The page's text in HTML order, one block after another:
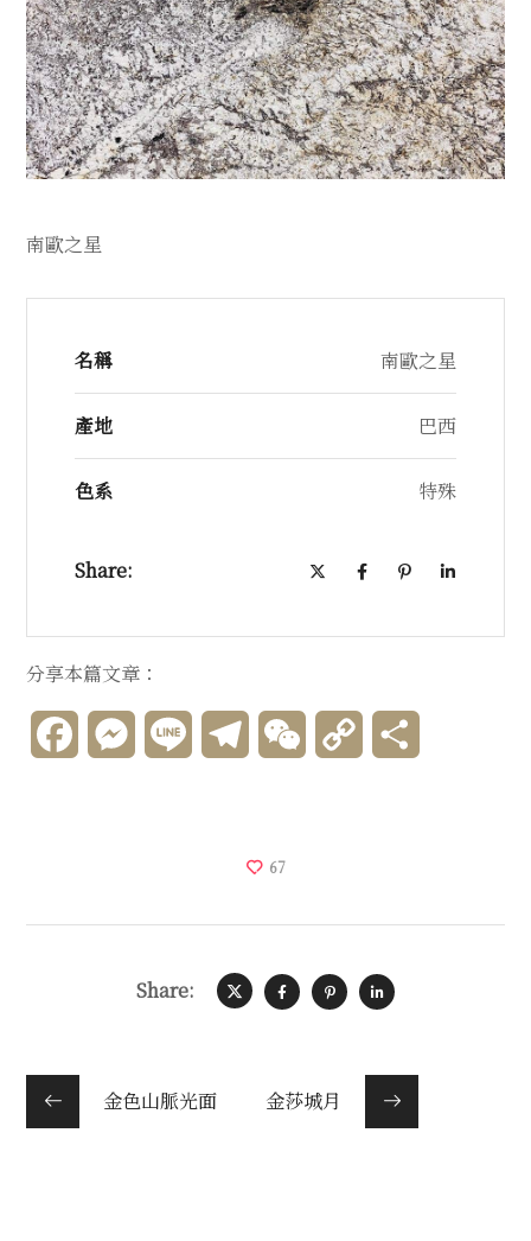
南歐之星
名稱 南歐之星
產地 巴西
色系 特殊
Share:
分享本篇文章：
FacebookMessenger
Line TelegramWeChat Copy
67
Share:
金色山脈光面 金莎城月